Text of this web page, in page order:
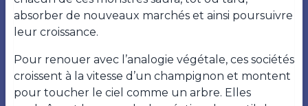
absorber de nouveaux marchés et ainsi poursuivre
leur croissance.
Pour renouer avec l’analogie végétale, ces sociétés
croissent à la vitesse d’un champignon et montent
pour toucher le ciel comme un arbre. Elles